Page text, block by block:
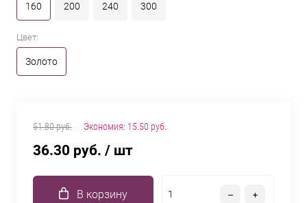
160 200 240 300
Цвет:
Золото
51.80 руб. Экономия: 15.50 руб.
36.30 руб. / шт
В корзину